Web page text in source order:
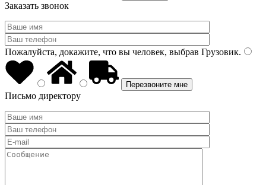
Заказать звонок
Пожалуйста, докажите, что вы человек, выбрав Грузовик.
Письмо директору